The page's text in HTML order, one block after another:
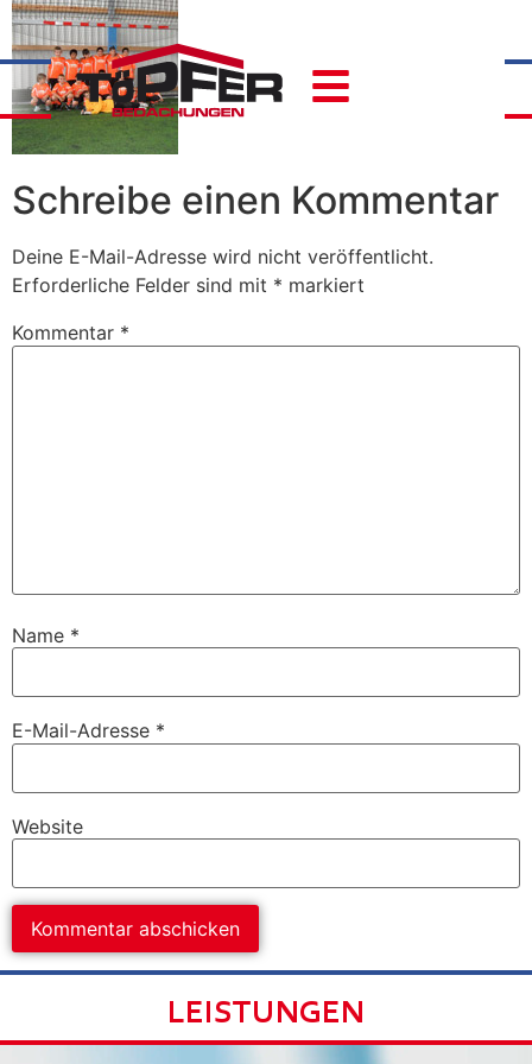
Schreibe einen Kommentar
Deine E-Mail-Adresse wird nicht veröffentlicht.
Erforderliche Felder sind mit * markiert
Kommentar *
Name *
E-Mail-Adresse *
Website
LEISTUNGEN